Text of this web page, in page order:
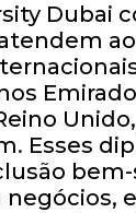
Dubai
Esses